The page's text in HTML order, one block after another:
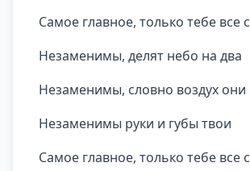
Самое главное, только тебе все
Незаменимы, делят небо на два
Незаменимы, словно воздух они
Незаменимы руки и губы твои
Самое главное, только тебе все